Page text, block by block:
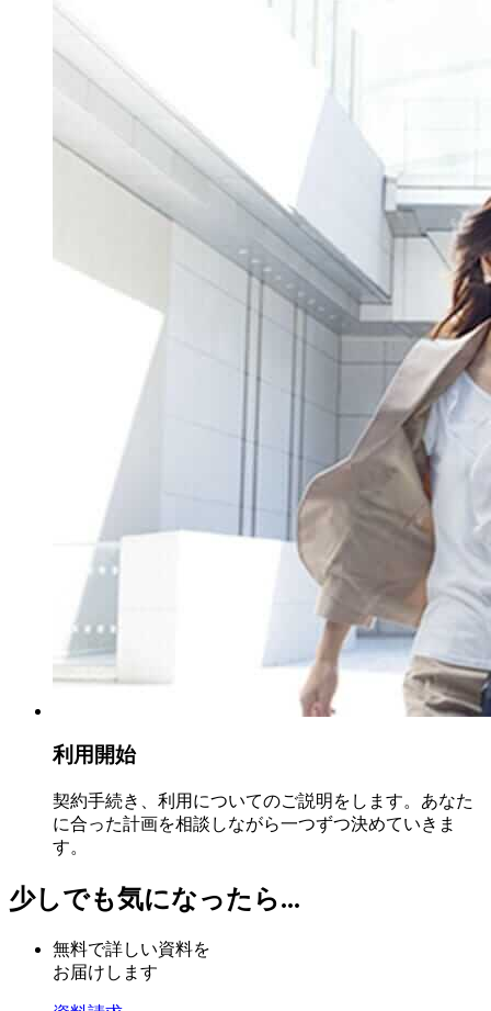
利用開始
契約手続き、利用についてのご説明をします。あなた
に合った計画を相談しながら一つずつ決めていきま
す。
少しでも気になったら...
無料で詳しい資料を
お届けします